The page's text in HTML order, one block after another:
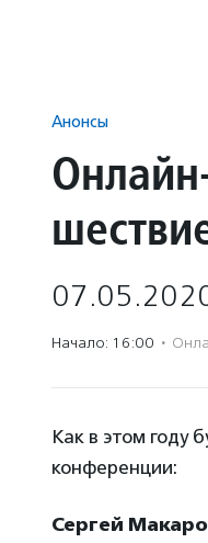
Анонсы
Начало: 16:00 ·
Как в этом году
конференции:
Сергей